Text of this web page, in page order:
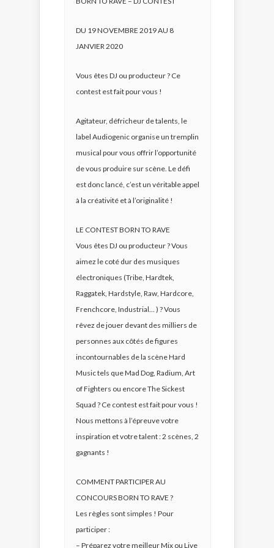
DU 19 NOVEMBRE 2019 AU 8
JANVIER 2020
Vous êtes DJ ou producteur ? Ce
contest est fait pour vous !
Agitateur, défricheur de talents, le
label Audiogenic organise un tremplin
musical pour vous offrir l’opportunité
de vous produire sur scène. Le défi
est donc lancé, c’est un véritable appel
à la créativité et à l’originalité !
LE CONTEST BORN TO RAVE
Vous êtes DJ ou producteur ? Vous
aimez le coté dur des musiques
électroniques (Tribe, Hardtek,
Raggatek, Hardstyle, Raw, Hardcore,
Frenchcore, Industrial… ) ? Vous
rêvez de jouer devant des milliers de
personnes aux côtés de figures
incontournables de la scène Hard
Music tels que Mad Dog, Radium, Art
of Fighters ou encore The Sickest
Squad ? Ce contest est fait pour vous !
Nous mettons à l’épreuve votre
inspiration et votre talent : 2 scènes, 2
gagnants !
COMMENT PARTICIPER AU
CONCOURS BORN TO RAVE ?
Les règles sont simples ! Pour
participer :
– Préparez votre meilleur Mix ou Live